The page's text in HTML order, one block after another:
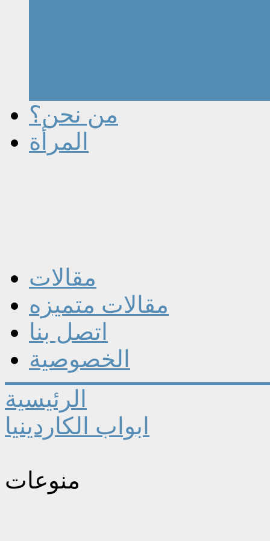
من نحن؟
المرأة
مقالات
مقالات متميزه
اتصل بنا
الخصوصية
الرئيسية
ابواب الكاردينيا
منوعات